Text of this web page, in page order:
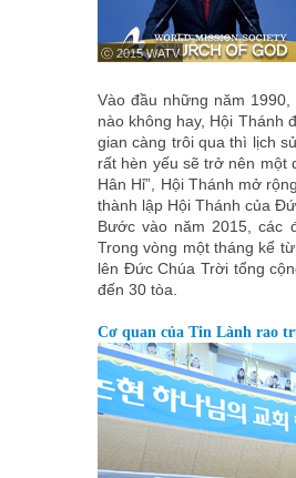
ⓒ 2015 WATV
Vào đầu những năm
nào không hay, Hội Thánh
gian càng trôi qua thì lịch
rất hèn yếu sẽ trở nên một
Hân Hỉ”, Hội Thánh mở
thành lập Hội Thánh của
Bước vào năm 2015, các
Trong vòng một tháng kể
lên Đức Chúa Trời tổng
đến 30 tòa.
Cơ quan của Tin Lành rao